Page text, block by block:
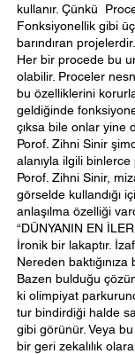
kullanır. Çünkü
Fonksiyonellik gibi
barındıran projelerdir.
Her bir procede bu
olabilir. Proceler
bu özelliklerini
geldiğinde
çıksa bile onlar yine
Porof. Zihni Sinir
alanıyla ilgili
Porof. Zihni Sinir,
görselde kullandığı
anlaşılma özelliği
“DÜNYANIN EN
İronik bir lakaptır.
Nereden baktığınıza
Bazen bulduğu
ki olimpiyat
tur bindirdiği halde
gibi görünür. Veya
bir geri zekalılık